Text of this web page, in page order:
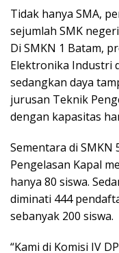
Tidak hanya SMA,
sejumlah SMK
Di SMKN 1 Batam,
Elektronika Industri
sedangkan daya
jurusan Teknik
dengan kapasitas
Sementara di
Pengelasan Kapal
hanya 80 siswa.
diminati 444
sebanyak 200 siswa.
“Kami di Komisi IV